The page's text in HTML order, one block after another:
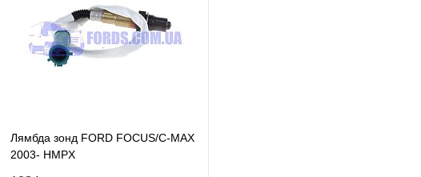
Лямбда зонд FORD FOCUS/C-MAX
2003- HMPX